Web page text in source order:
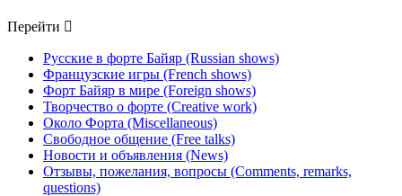
Перейти
Русские в форте Байяр (Russian shows)
Французские игры (French shows)
Форт Байяр в мире (Foreign shows)
Творчество о форте (Creative work)
Около Форта (Miscellaneous)
Свободное общение (Free talks)
Новости и объявления (News)
Отзывы, пожелания, вопросы (Comments, remarks,
questions)